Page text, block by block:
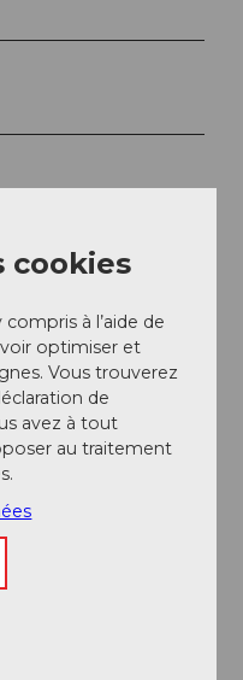
alpine et un kit via
orages et la pluie
l'ancien chemin
dans la vallée via
Regliberg. Cette
exigeante.
cookies
à l’aide de
optimiser et
Vous trouverez
de
avez à tout
au traitement